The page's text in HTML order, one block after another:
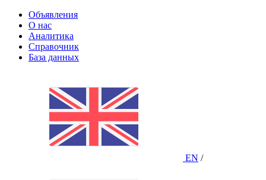
Объявления
О нас
Аналитика
Справочник
База данных
EN /